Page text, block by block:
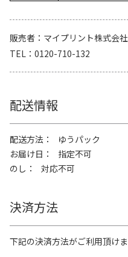
販売者
マイプリント株式会社
TEL
0120-710-132
配送情報
配送方法
ゆうパック
お届け日
指定不可
のし
対応不可
決済方法
下記の決済方法がご利用頂けま